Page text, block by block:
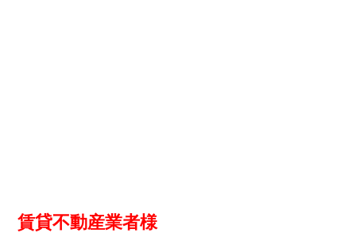
賃貸不動産業者様